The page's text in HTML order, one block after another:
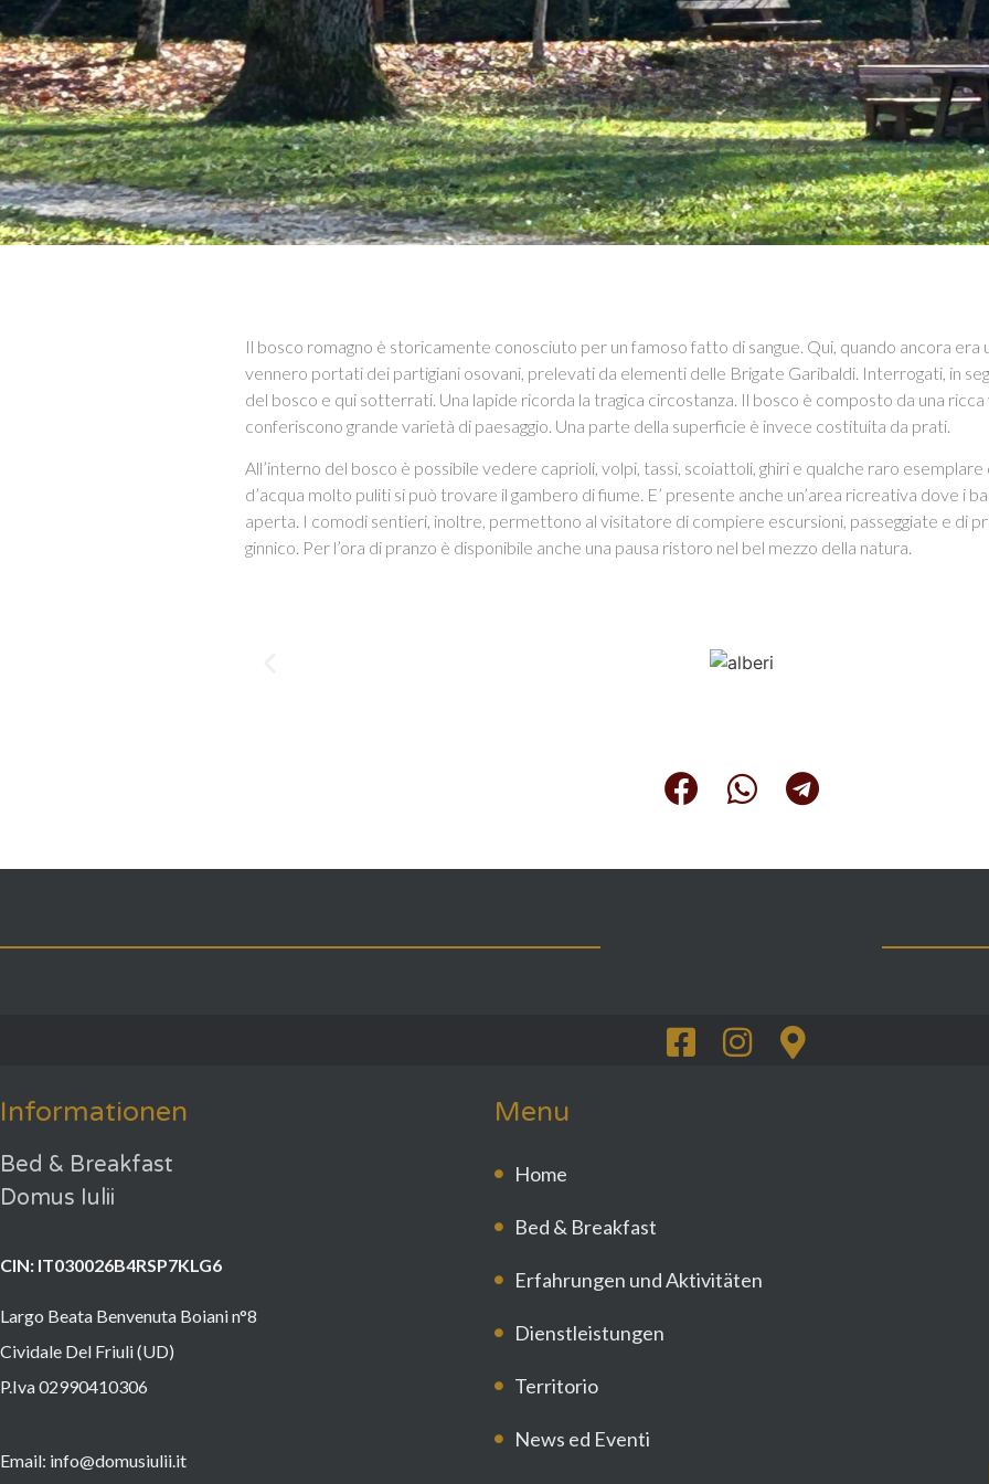
Il bosco romagno è storicamente conosciuto per un famoso fatto di sangue. Qui, quando ancora era
vennero portati dei partigiani osovani, prelevati da elementi delle Brigate Garibaldi. Interrogati, in
del bosco e qui sotterrati. Una lapide ricorda la tragica circostanza. Il bosco è composto da una
conferiscono grande varietà di paesaggio. Una parte della superficie è invece costituita da prati.
All’interno del bosco è possibile vedere caprioli, volpi, tassi, scoiattoli, ghiri e qualche raro
d’acqua molto puliti si può trovare il gambero di fiume. E’ presente anche un’area ricreativa dove i
aperta. I comodi sentieri, inoltre, permettono al visitatore di compiere escursioni, passeggiate e di
ginnico. Per l’ora di pranzo è disponibile anche una pausa ristoro nel bel mezzo della natura.
Informationen Menu
Bed & Breakfast
Domus Iulii
CIN: IT030026B4RSP7KLG6
Largo Beata Benvenuta Boiani n°8
Cividale Del Friuli (UD)
P.Iva 02990410306
Email: info@domusiulii.it
Home
Bed & Breakfast
Erfahrungen und Aktivitäten
Dienstleistungen
Territorio
News ed Eventi